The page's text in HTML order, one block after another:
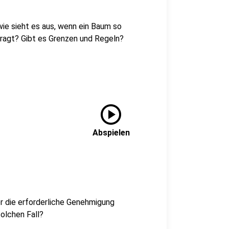
sieht es aus, wenn ein Baum so
Gibt es Grenzen und Regeln?
play_circle
Abspielen
die erforderliche Genehmigung
Fall?